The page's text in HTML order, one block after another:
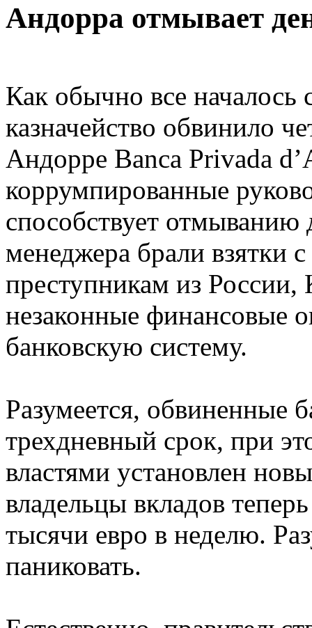
Андорра отмывает
Как обычно все
казначейство обвинило
Андорре Banca Privada
коррумпированные
способствует
менеджера брали взятки
преступникам из России,
незаконные финансовые
банковскую систему.
Разумеется, обвиненные
трехдневный срок, при
властями установлен
владельцы вкладов
тысячи евро в неделю.
паниковать.